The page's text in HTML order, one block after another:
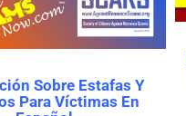
Sobre Estafas Y
Para Víctimas En